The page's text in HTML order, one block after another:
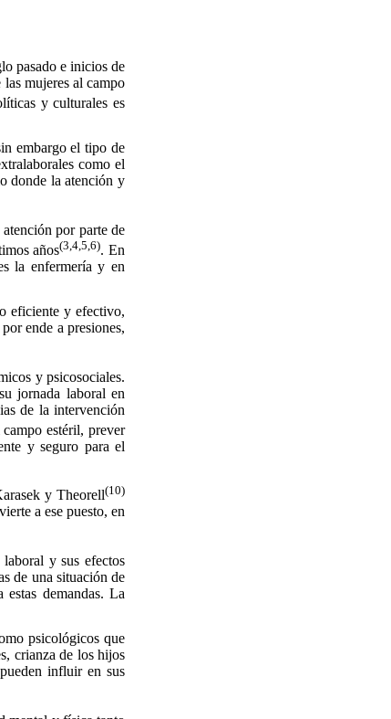
pasado e inicios de
mujeres al campo
y culturales es
embargo el tipo de
como el
donde la atención y
por parte de
años(3,4,5,6). En
la enfermería y en
eficiente y efectivo,
ende a presiones,
y psicosociales.
jornada laboral en
de la intervención
estéril, prever
y seguro para el
y Theorell(10)
a ese puesto, en
y sus efectos
de una situación de
demandas. La
psicológicos que
crianza de los hijos
influir en sus